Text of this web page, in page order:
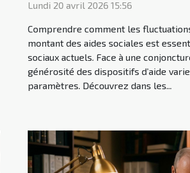
Lundi 20 avril 2026 15:56
Comprendre comment les
montant des aides sociales est
sociaux actuels. Face à une
générosité des dispositifs d’aide
paramètres. Découvrez dans les...